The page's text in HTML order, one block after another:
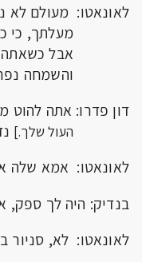
לאונאטו: מעולם לא
מעלתך, כי
אבל
והשמחה
דון פדרו: אתה
העול שלך.]
לאונאטו: אמא שלה
בנדיק: היה לך ספק,
לאונאטו: לא, סניור